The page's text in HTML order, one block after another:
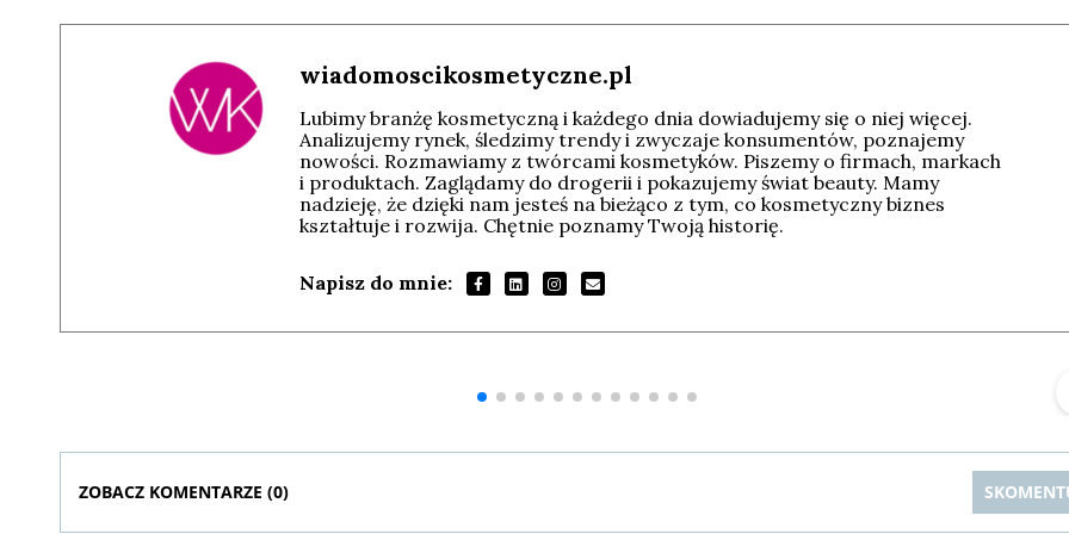
wiadomoscikosmetyczne.pl
Lubimy branżę kosmetyczną i każdego dnia dowiadujemy się o niej więcej.
Analizujemy rynek, śledzimy trendy i zwyczaje konsumentów, poznajemy
nowości. Rozmawiamy z twórcami kosmetyków. Piszemy o firmach, markach
i produktach. Zaglądamy do drogerii i pokazujemy świat beauty. Mamy
nadzieję, że dzięki nam jesteś na bieżąco z tym, co kosmetyczny biznes
kształtuje i rozwija. Chętnie poznamy Twoją historię.
Napisz do mnie:
Sterniccy
Sterniccy
Michał Stężalski FineDiningWeek
ZOBACZ KOMENTARZE (0)